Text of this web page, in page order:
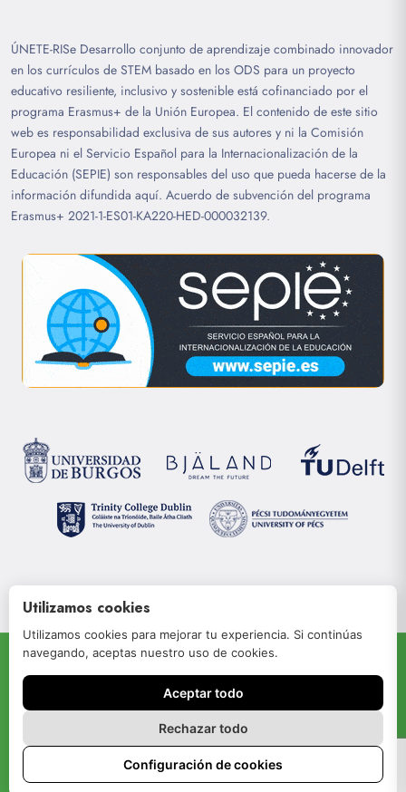
ÚNETE-RISe Desarrollo conjunto de aprendizaje combinado innovador
en los currículos de STEM basado en los ODS para un proyecto
educativo resiliente, inclusivo y sostenible está cofinanciado por el
programa Erasmus+ de la Unión Europea. El contenido de este sitio
web es responsabilidad exclusiva de sus autores y ni la Comisión
Europea ni el Servicio Español para la Internacionalización de la
Educación (SEPIE) son responsables del uso que pueda hacerse de la
información difundida aquí. Acuerdo de subvención del programa
Erasmus+ 2021-1-ES01-KA220-HED-000032139.
Aviso legal
Política de privacidad
Política de cookies
Utilizamos cookies
Utilizamos cookies para mejorar tu experiencia. Si continúas
navegando, aceptas nuestro uso de cookies.
Aceptar todo
Rechazar todo
Configuración de cookies